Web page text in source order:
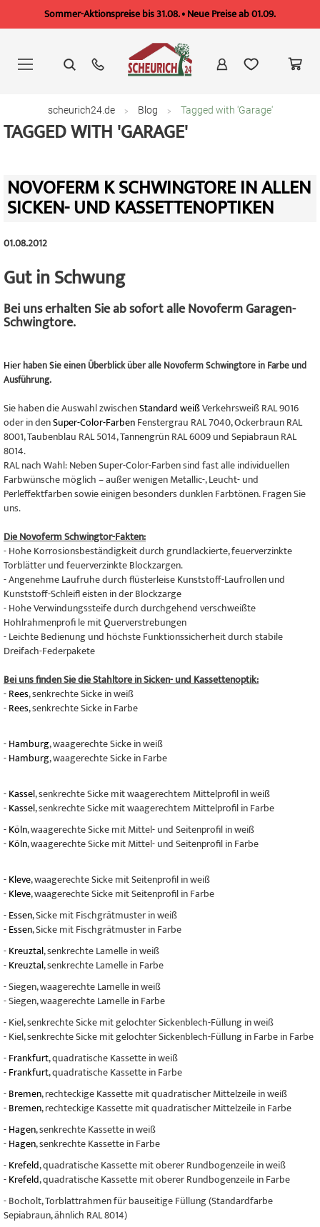
Sommer-Aktionspreise bis 31.08. • Neue Preise ab 01.09.
springen
scheurich24.de Blog Tagged with 'Garage'
TAGGED WITH 'GARAGE'
NOVOFERM K SCHWINGTORE IN ALLEN
SICKEN- UND KASSETTENOPTIKEN
01.08.2012
Gut in Schwung
Bei uns erhalten Sie ab sofort alle Novoferm Garagen-
Schwingtore.
Hierhaben Sie einen Überblick über alle Novoferm Schwingtore in Farbe und
Ausführung.
Sie haben die Auswahl zwischenStandard weißVerkehrsweiß RAL 9016
oder in denSuper-Color-FarbenFenstergrau RAL 7040, Ockerbraun RAL
8001, Taubenblau RAL 5014, Tannengrün RAL 6009 und Sepiabraun RAL
8014.
RAL nach Wahl: Neben Super-Color-Farben sind fast alle individuellen
Farbwünsche möglich – außer wenigen Metallic-, Leucht- und
Perleffektfarben sowie einigen besonders dunklen Farbtönen. Fragen Sie
uns.
Die Novoferm Schwingtor-Fakten:
- Hohe Korrosionsbeständigkeit durch grundlackierte, feuerverzinkte
Torblätter und feuerverzinkte Blockzargen.
- Angenehme Laufruhe durch flüsterleise Kunststoff-Laufrollen und
Kunststoff-Schleifl eisten in der Blockzarge
- Hohe Verwindungssteife durch durchgehend verschweißte
Hohlrahmenprofi le mit Querverstrebungen
- Leichte Bedienung und höchste Funktionssicherheit durch stabile
Dreifach-Federpakete
Bei uns finden Sie die Stahltore in Sicken- und Kassettenoptik:
-Rees, senkrechte Sicke in weiß
-Rees, senkrechte Sicke in Farbe
-Hamburg, waagerechte Sicke in weiß
-Hamburg, waagerechte Sicke in Farbe
-Kassel, senkrechte Sicke mit waagerechtem Mittelprofil in weiß
-Kassel, senkrechte Sicke mit waagerechtem Mittelprofil in Farbe
-Köln, waagerechte Sicke mit Mittel- und Seitenprofil in weiß
-Köln, waagerechte Sicke mit Mittel- und Seitenprofil in Farbe
-Kleve, waagerechte Sicke mit Seitenprofil in weiß
-Kleve, waagerechte Sicke mit Seitenprofil in Farbe
-Essen, Sicke mit Fischgrätmuster in weiß
-Essen, Sicke mit Fischgrätmuster in Farbe
-Kreuztal, senkrechte Lamelle in weiß
-Kreuztal, senkrechte Lamelle in Farbe
- Siegen, waagerechte Lamelle in weiß
- Siegen, waagerechte Lamelle in Farbe
- Kiel, senkrechte Sicke mit gelochter Sickenblech-Füllung in weiß
- Kiel, senkrechte Sicke mit gelochter Sickenblech-Füllung in Farbe in Farbe
-Frankfurt, quadratische Kassette in weiß
-Frankfurt, quadratische Kassette in Farbe
-Bremen, rechteckige Kassette mit quadratischer Mittelzeile in weiß
-Bremen, rechteckige Kassette mit quadratischer Mittelzeile in Farbe
-Hagen, senkrechte Kassette in weiß
-Hagen, senkrechte Kassette in Farbe
-Krefeld, quadratische Kassette mit oberer Rundbogenzeile in weiß
-Krefeld, quadratische Kassette mit oberer Rundbogenzeile in Farbe
- Bocholt, Torblattrahmen für bauseitige Füllung (Standardfarbe
Sepiabraun, ähnlich RAL 8014)